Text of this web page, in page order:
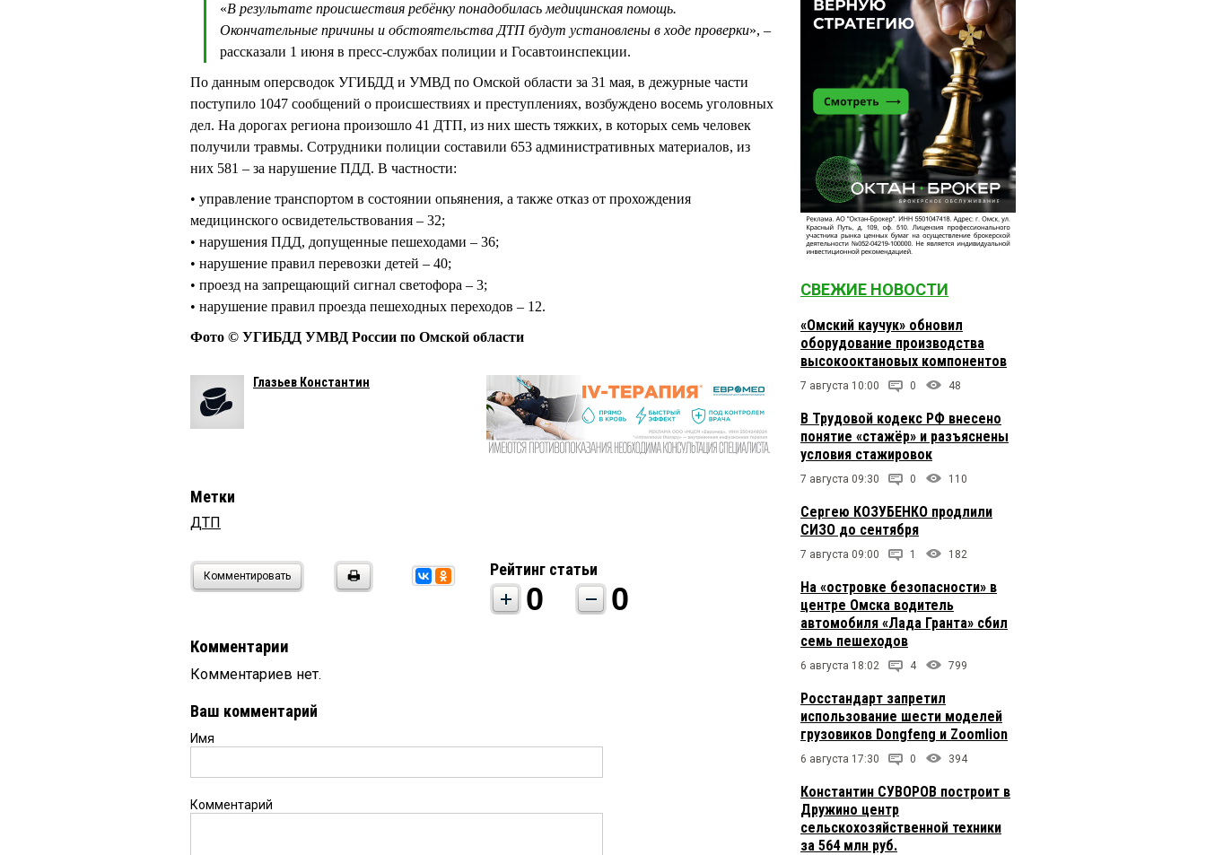
«В результате происшествия ребёнку понадобилась медицинская помощь.
Окончательные причины и обстоятельства ДТП будут установлены в ходе проверки», –
рассказали 1 июня в пресс-службах полиции и Госавтоинспекции.
По данным оперсводок УГИБДД и УМВД по Омской области за 31 мая, в дежурные части
поступило 1047 сообщений о происшествиях и преступлениях, возбуждено восемь уголовных
дел. На дорогах региона произошло 41 ДТП, из них шесть тяжких, в которых семь человек
получили травмы. Сотрудники полиции составили 653 административных материалов, из
них 581 – за нарушение ПДД. В частности:
• управление транспортом в состоянии опьянения, а также отказ от прохождения
медицинского освидетельствования – 32;
• нарушения ПДД, допущенные пешеходами – 36;
• нарушение правил перевозки детей – 40;
• проезд на запрещающий сигнал светофора – 3;
• нарушение правил проезда пешеходных переходов – 12.
Фото © УГИБДД УМВД России по Омской области
Глазьев Константин
Метки
ДТП
Комментировать Рейтинг статьи
0 0
Комментарии
Комментариев нет.
Ваш комментарий
Имя
Комментарий
СВЕЖИЕ НОВОСТИ
«Омский каучук» обновил
оборудование производства
высокооктановых компонентов
7 августа 10:00 0 48
В Трудовой кодекс РФ внесено
понятие «стажёр» и разъяснены
условия стажировок
7 августа 09:30 0 110
Сергею КОЗУБЕНКО продлили
СИЗО до сентября
7 августа 09:00 1 182
На «островке безопасности» в
центре Омска водитель
автомобиля «Лада Гранта» сбил
семь пешеходов
6 августа 18:02 4 799
Росстандарт запретил
использование шести моделей
грузовиков Dongfeng и Zoomlion
6 августа 17:30 0 394
Константин СУВОРОВ построит в
Дружино центр
сельскохозяйственной техники
за 564 млн руб.